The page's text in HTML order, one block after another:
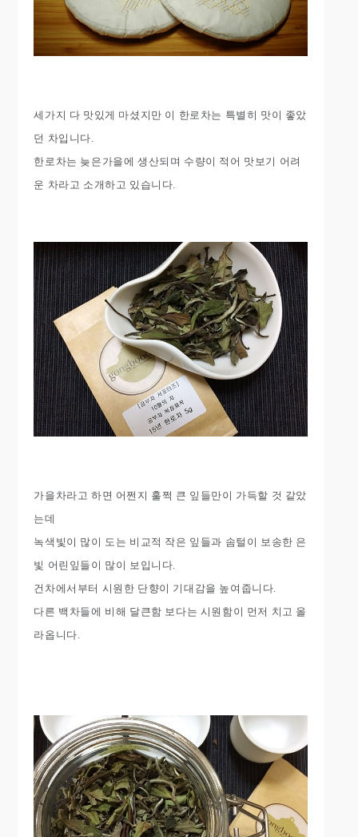
세가지 다 맛있게 마셨지만 이 한로차는 특별히 맛이 좋았
던 차입니다.
한로차는 늦은가을에 생산되며 수량이 적어 맛보기 어려
운 차라고 소개하고 있습니다.
가을차라고 하면 어쩐지 훌쩍 큰 잎들만이 가득할 것 같았
는데
녹색빛이 많이 도는 비교적 작은 잎들과 솜털이 보송한 은
빛 어린잎들이 많이 보입니다.
건차에서부터 시원한 단향이 기대감을 높여줍니다.
다른 백차들에 비해 달큰함 보다는 시원함이 먼저 치고 올
라옵니다.